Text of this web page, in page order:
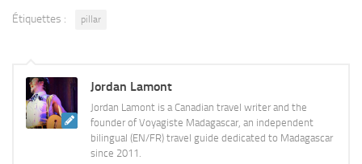
Étiquettes : pillar
Jordan Lamont
Jordan Lamont is a Canadian travel writer and the
founder of Voyagiste Madagascar, an independent
bilingual (EN/FR) travel guide dedicated to Madagascar
since 2011.